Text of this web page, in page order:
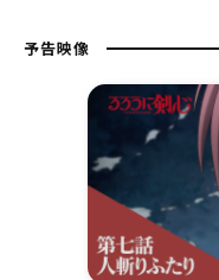
予告映像